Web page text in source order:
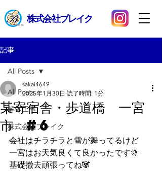
​株式会社ブレイク
記事
All Posts
解体工事
株式会社ブレイク
All Posts
某寄宿舎・歩道橋 一宮
市 #6
sakai4649
2025年1月30日 読了時間: 1分
会社はチラチラと雪が舞ってるけど
一宮はお天気良くて良かったです🌞
基礎撤去頑張ってね🐼